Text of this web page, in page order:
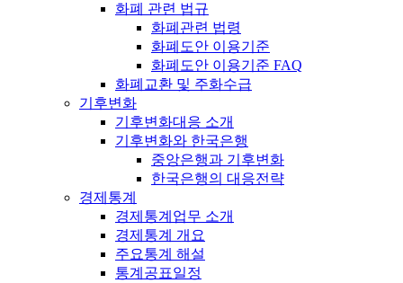
화폐 관련 법규
화폐관련 법령
화폐도안 이용기준
화폐도안 이용기준 FAQ
화폐교환 및 주화수급
기후변화
기후변화대응 소개
기후변화와 한국은행
중앙은행과 기후변화
한국은행의 대응전략
경제통계
경제통계업무 소개
경제통계 개요
주요통계 해설
통계공표일정